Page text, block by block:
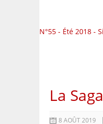
N°55 - Été 2018 -
La
8 AOÛT 2019